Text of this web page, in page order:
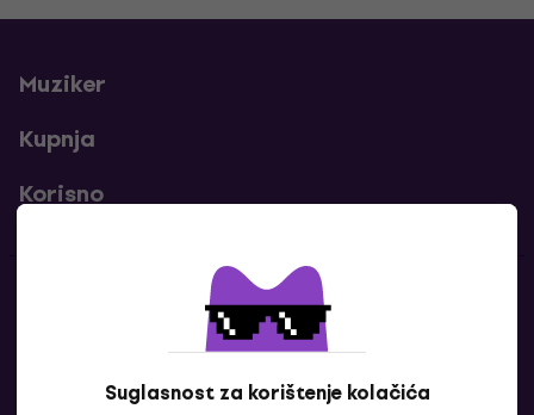
Suglasnost za korištenje kolačića
Muziker
Kupnja
Korisno
Kontakti
Javi nam se